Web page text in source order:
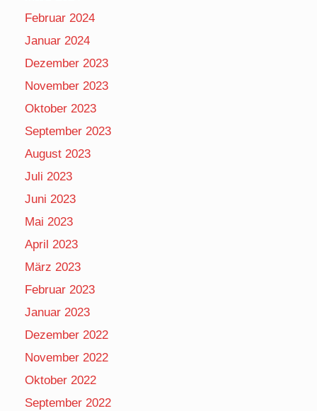
Februar 2024
Januar 2024
Dezember 2023
November 2023
Oktober 2023
September 2023
August 2023
Juli 2023
Juni 2023
Mai 2023
April 2023
März 2023
Februar 2023
Januar 2023
Dezember 2022
November 2022
Oktober 2022
September 2022